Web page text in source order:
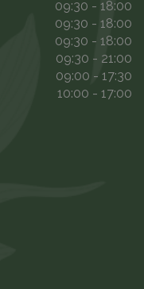
09:30 - 18:00
09:30 - 18:00
09:30 - 18:00
09:30 - 21:00
09:00 - 17:30
10:00 - 17:00